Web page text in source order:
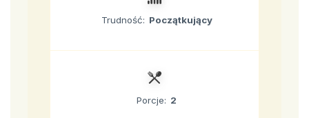
Trudność: Początkujący
Porcje: 2